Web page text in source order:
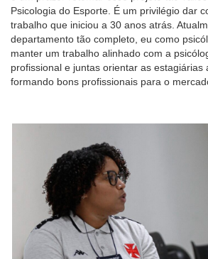
Psicologia do Esporte. É um privilégio dar
trabalho que iniciou a 30 anos atrás.
departamento tão completo, eu como
manter um trabalho alinhado com a
profissional e juntas orientar as estagiárias
formando bons profissionais para o